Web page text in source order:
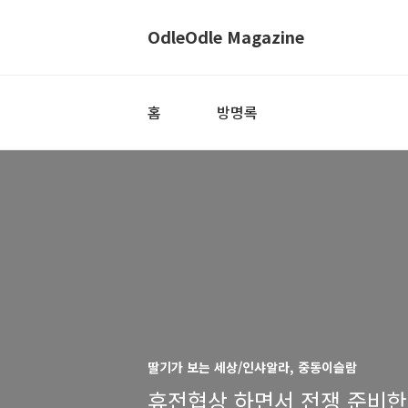
OdleOdle Magazine
홈 방명록
딸기가 보는 세상/인샤알라, 중동이슬람
휴전협상 하면서 전쟁 준비